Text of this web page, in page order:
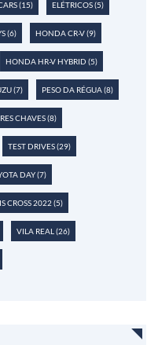
(15) ELÉTRICOS(5)
(6) HONDA CR-V(9)
HONDA HR-V HYBRID (5)
(7) PESO DA RÉGUA(8)
CHAVES(8)
TEST DRIVES(29)
DAY(7)
CROSS 2022 (5)
VILA REAL (26)